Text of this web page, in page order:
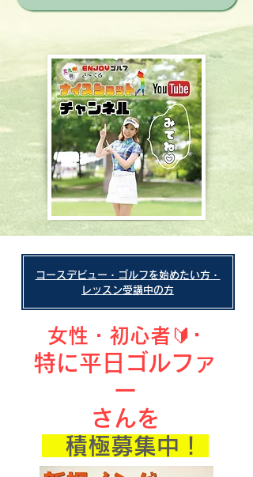
​コースデビュー・ゴルフを始めたい方・
レッスン受講中の方
女性・初心者🔰 ･
特に平日ゴルファ
ー
​さんを
積極募集中！